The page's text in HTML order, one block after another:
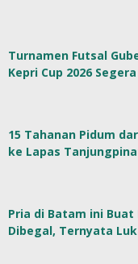
Turnamen Futsal
Kepri Cup 2026
15 Tahanan Pidum
ke Lapas
Pria di Batam ini
Dibegal, Ternyata